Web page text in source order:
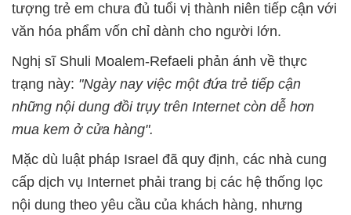
tượng trẻ em chưa đủ tuổi vị thành niên tiếp cận với
văn hóa phẩm vốn chỉ dành cho người lớn.
Nghị sĩ Shuli Moalem-Refaeli phản ánh về thực
trạng này: "Ngày nay việc một đứa trẻ tiếp cận
những nội dung đồi trụy trên Internet còn dễ hơn
mua kem ở cửa hàng".
Mặc dù luật pháp Israel đã quy định, các nhà cung
cấp dịch vụ Internet phải trang bị các hệ thống lọc
nội dung theo yêu cầu của khách hàng, nhưng